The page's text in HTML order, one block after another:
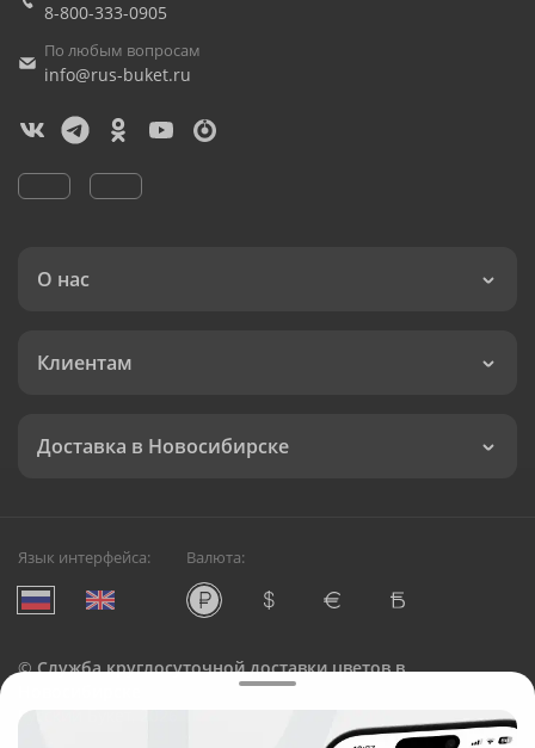
8-800-333-0905
По любым вопросам
info@rus-buket.ru
О нас
Клиентам
Доставка в Новосибирске
Язык интерфейса: Валюта:
©Служба круглосуточной доставки цветов в
Русский Букет, 2026